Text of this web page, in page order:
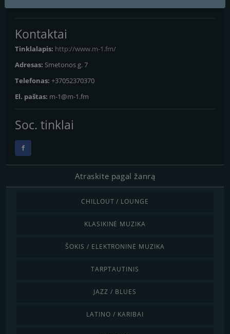
Kontaktai
Tinklalapis: http://www.m-1.fm/
Adresas: Smetonos g. 7
Telefonas: +37052370370
El. paštas: m-1@m-1.fm
Soc. tinklai
Atraskite pagal žanrą
CHILLOUT / LOUNGE
KLASIKINĖ MUZIKA
ŠOKIS / ELEKTRONINĖ MUZIKA
TARPTAUTINIS
JAZZ / BLUES
LATINO / KARIBAI